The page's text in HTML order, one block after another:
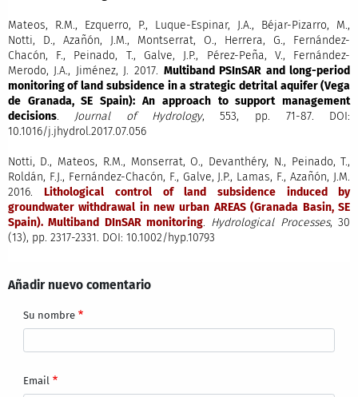
Mateos, R.M., Ezquerro, P., Luque-Espinar, J.A., Béjar-Pizarro, M.,
Notti, D., Azañón, J.M., Montserrat, O., Herrera, G., Fernández-
Chacón, F., Peinado, T., Galve, J.P., Pérez-Peña, V., Fernández-
Merodo, J.A., Jiménez, J. 2017. Multiband PSInSAR and long-period
monitoring of land subsidence in a strategic detrital aquifer (Vega
de Granada, SE Spain): An approach to support management
decisions. Journal of Hydrology, 553, pp. 71-87. DOI:
10.1016/j.jhydrol.2017.07.056
Notti, D., Mateos, R.M., Monserrat, O., Devanthéry, N., Peinado, T.,
Roldán, F.J., Fernández-Chacón, F., Galve, J.P., Lamas, F., Azañón, J.M.
2016.Lithological control of land subsidence induced by
groundwater withdrawal in new urban AREAS (Granada Basin, SE
Spain). Multiband DInSAR monitoring. Hydrological Processes, 30
(13), pp. 2317-2331. DOI: 10.1002/hyp.10793
Añadir nuevo comentario
Su nombre
Email